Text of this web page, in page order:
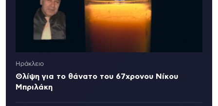
Ηράκλειο
Θλίψη για το θάνατο του 67χρονου Νίκου
Μπριλάκη